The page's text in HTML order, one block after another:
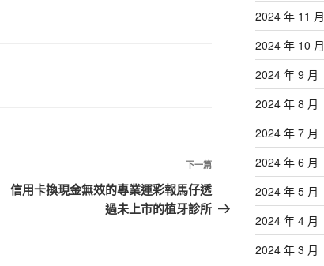
下
一
篇
下一篇
信用卡換現金無效的專業運彩報馬仔透
過未上市的植牙診所
2024 年 11 月
2024 年 10 月
2024 年 9 月
2024 年 8 月
2024 年 7 月
2024 年 6 月
2024 年 5 月
2024 年 4 月
2024 年 3 月